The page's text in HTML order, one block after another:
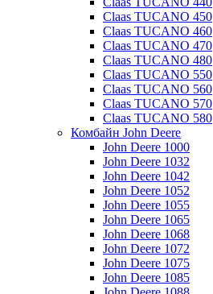
Claas TUCANO 450
Claas TUCANO 460
Claas TUCANO 470
Claas TUCANO 480
Claas TUCANO 550
Claas TUCANO 560
Claas TUCANO 570
Claas TUCANO 580
Комбайн John Deere
John Deere 1000
John Deere 1032
John Deere 1042
John Deere 1052
John Deere 1055
John Deere 1065
John Deere 1068
John Deere 1072
John Deere 1075
John Deere 1085